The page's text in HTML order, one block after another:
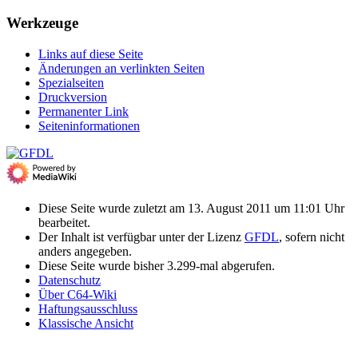
Werkzeuge
Links auf diese Seite
Änderungen an verlinkten Seiten
Spezialseiten
Druckversion
Permanenter Link
Seiten­­informationen
Diese Seite wurde zuletzt am 13. August 2011 um 11:01 Uhr
bearbeitet.
Der Inhalt ist verfügbar unter der Lizenz GFDL, sofern nicht
anders angegeben.
Diese Seite wurde bisher 3.299-mal abgerufen.
Datenschutz
Über C64-Wiki
Haftungsausschluss
Klassische Ansicht